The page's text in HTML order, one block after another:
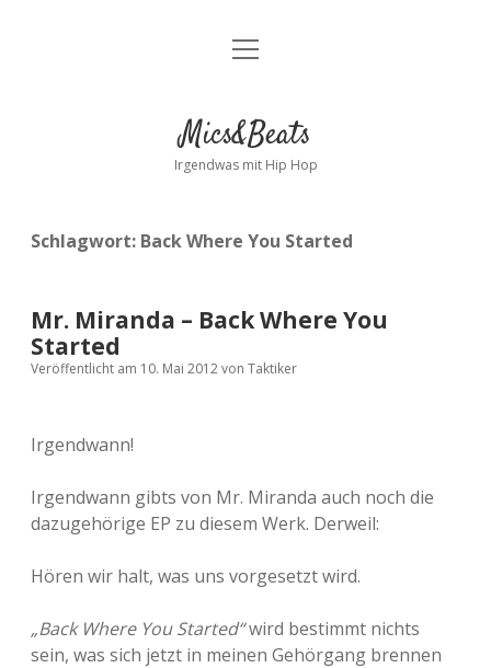
Kontakt
facebookinstagram
bandcamp
spotify
Menü
Mics&Beats
Irgendwas mit Hip Hop
Schlagwort: Back Where You Started
Mr. Miranda – Back Where You
Started
Veröffentlicht am 10. Mai 2012von Taktiker
Irgendwann!
Irgendwann gibts von Mr. Miranda auch noch die
dazugehörige EP zu diesem Werk. Derweil:
Hören wir halt, was uns vorgesetzt wird.
„Back Where You Started“wird bestimmt nichts
sein, was sich jetzt in meinen Gehörgang brennen